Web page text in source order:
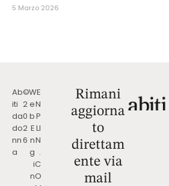
5 Marzo 2026
Ab
iti
da
do
nn
a
©
2
0
2
6
W
e
b
E
n
g
i
n
E
N
P
LI
N
.
C
O
Rimani
aggiorna
to
direttam
ente via
mail